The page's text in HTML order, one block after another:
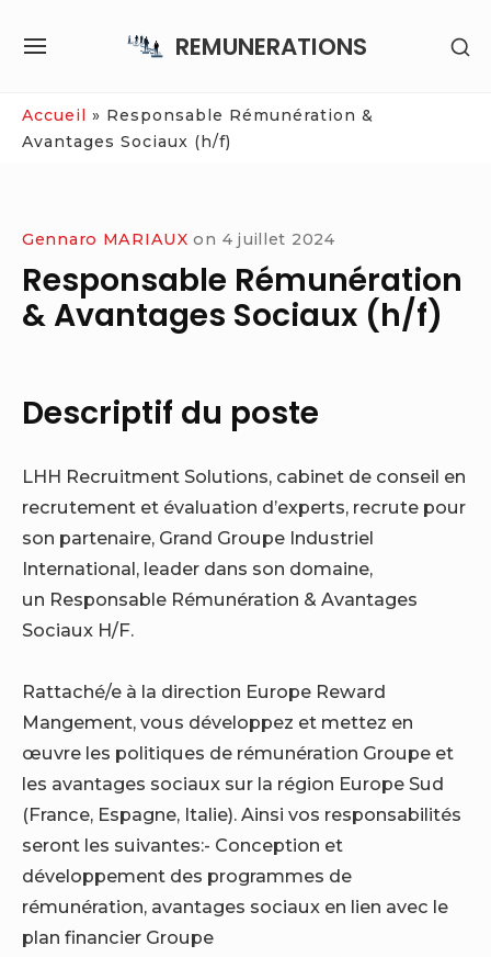
REMUNERATIONS
SITE
Accueil » Responsable Rémunération &
Avantages Sociaux (h/f)
Gennaro MARIAUX on 4 juillet 2024
Responsable Rémunération
& Avantages Sociaux (h/f)
Descriptif du poste
LHH Recruitment Solutions, cabinet de conseil en
recrutement et évaluation d’experts, recrute pour
son partenaire, Grand Groupe Industriel
International, leader dans son domaine,
un Responsable Rémunération & Avantages
Sociaux H/F.
Rattaché/e à la direction Europe Reward
Mangement, vous développez et mettez en
œuvre les politiques de rémunération Groupe et
les avantages sociaux sur la région Europe Sud
(France, Espagne, Italie). Ainsi vos responsabilités
seront les suivantes:- Conception et
développement des programmes de
rémunération, avantages sociaux en lien avec le
plan financier Groupe